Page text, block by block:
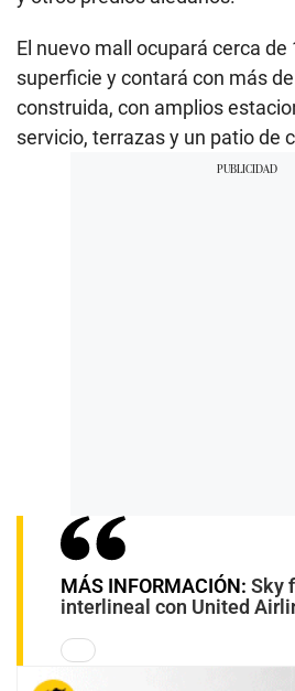
El nuevo mall ocupará cerca de
superficie y contará con más
construida, con amplios
servicio, terrazas y un patio de
MÁS INFORMACIÓN: Sky
interlineal con United